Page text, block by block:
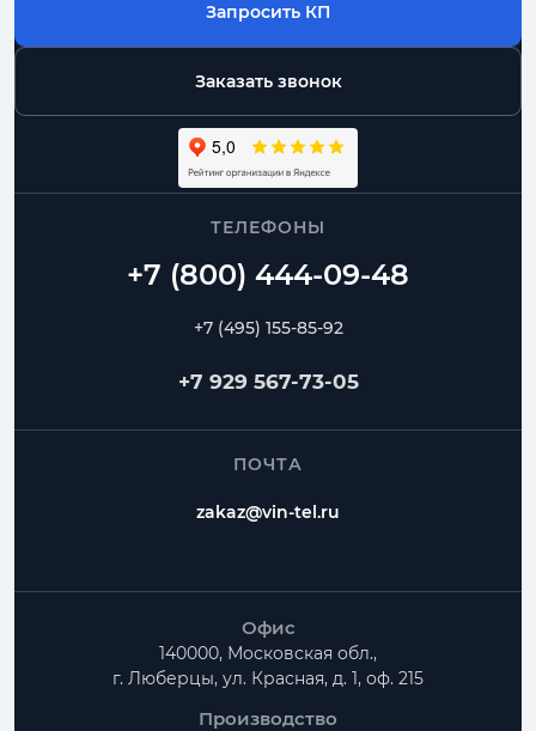
Запросить КП
Заказать звонок
ТЕЛЕФОНЫ
+7 (495) 155-85-92
+7 929 567-73-05
ПОЧТА
zakaz@vin-tel.ru
Офис
140000, Московская обл.,
г. Люберцы, ул. Красная, д. 1, оф. 215
Производство